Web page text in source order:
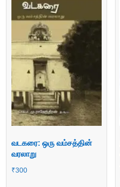
வடகரை: ஒரு வம்சத்தின்
வரலாறு
₹300